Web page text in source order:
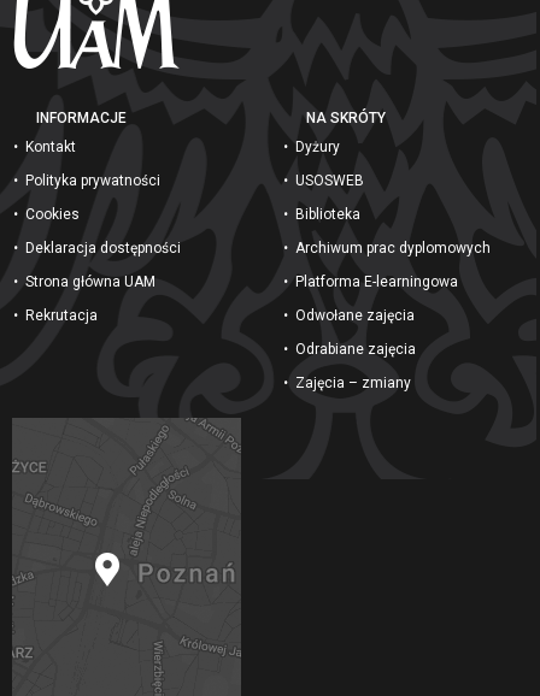
INFORMACJE
Kontakt
Polityka prywatności
Cookies
Deklaracja dostępności
Strona główna UAM
Rekrutacja
NA SKRÓTY
Dyżury
USOSWEB
Biblioteka
Archiwum prac dyplomowych
Platforma E-learningowa
Odwołane zajęcia
Odrabiane zajęcia
Zajęcia – zmiany